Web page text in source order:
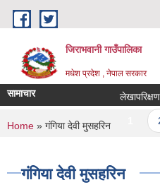
Skip to main content
जिराभवानी गाउँपालिका
मधेश प्रदेश , नेपाल सरकार
सामाचार
You are here
Home » गंगिया देवी मुसहरिन
गंगिया देवी मुसहरिन